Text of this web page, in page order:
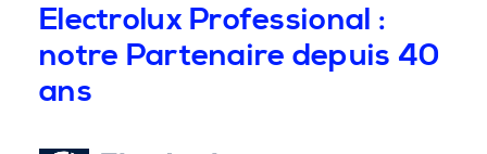
Electrolux Professional :
notre Partenaire depuis 40
ans